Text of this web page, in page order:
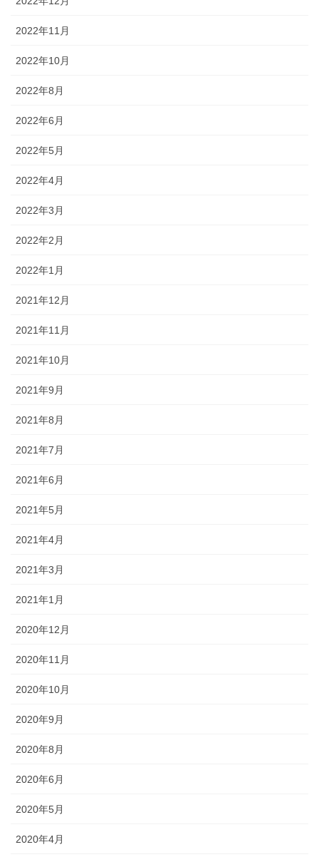
2022年11月
2022年10月
2022年8月
2022年6月
2022年5月
2022年4月
2022年3月
2022年2月
2022年1月
2021年12月
2021年11月
2021年10月
2021年9月
2021年8月
2021年7月
2021年6月
2021年5月
2021年4月
2021年3月
2021年1月
2020年12月
2020年11月
2020年10月
2020年9月
2020年8月
2020年6月
2020年5月
2020年4月